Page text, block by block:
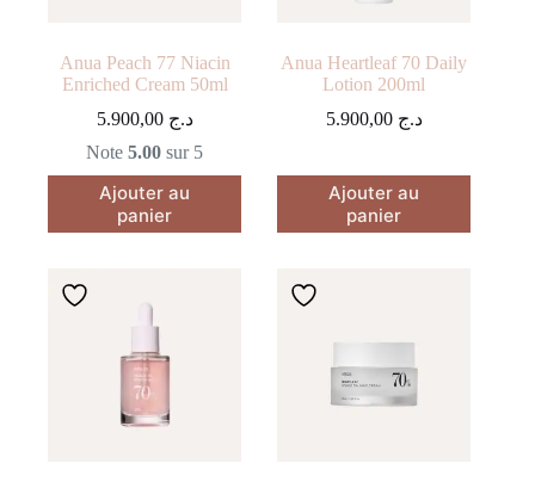
Anua Peach 77 Niacin
Enriched Cream 50ml
د.ج 5.900,00
Note5.00 sur 5
Ajouter au
panier
Anua Heartleaf 70 Daily
Lotion 200ml
د.ج 5.900,00
Ajouter au
panier